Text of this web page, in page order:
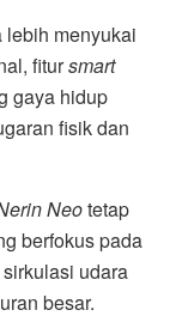
lebih menyukai
fitursmart
gaya hidup
fisik dan
Neotetap
berfokus pada
udara
besar.